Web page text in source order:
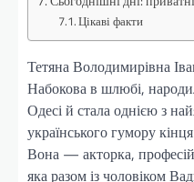
Цікаві факти
Тетяна Володимирівна
Набокова в шлюбі,
Одесі й стала однією з
українського гумору
Вона — акторка,
яка разом із чоловіком